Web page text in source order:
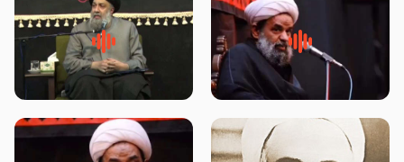
روضه جانسوز پاره های جگر امام
حسن مجتبی علیه السلام-حجت
لقب حضرت رقیه سلام الله علیها به
چه معناست – حجت الاسلام علوی